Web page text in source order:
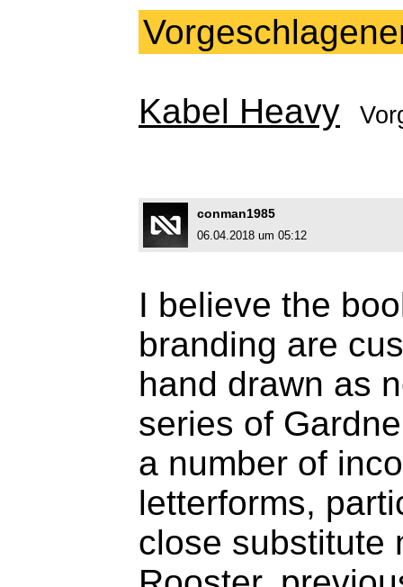
Kabel Heavy
conman1985
06.04.2018 um 05:12
I believe the
branding are
hand drawn as
series of
a number of
letterforms,
close substitute